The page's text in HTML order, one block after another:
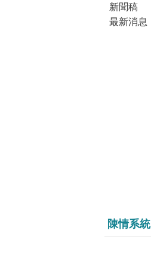
新聞稿
最新消息
陳情系統